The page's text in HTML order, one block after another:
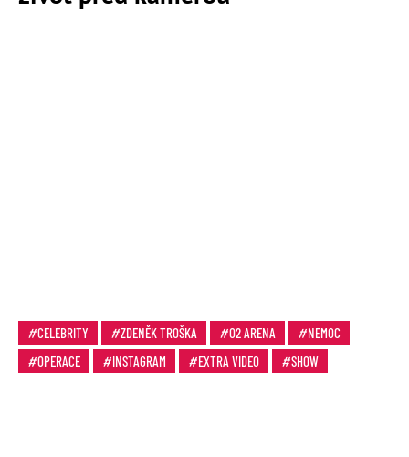
CELEBRITY ZDENĚK TROŠKA O2 ARENA
NEMOC
OPERACE
INSTAGRAM EXTRA VIDEO SHOW